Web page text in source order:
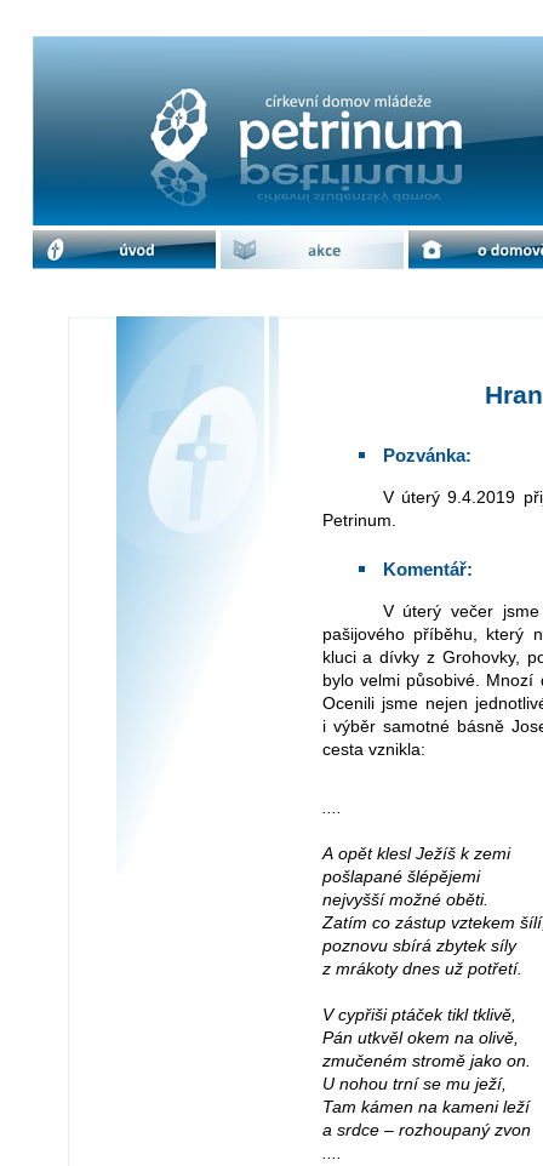
Hraná křížová cesta | cdm Petrinum
Pozvánka:
V úterý 9.4.2019 přijměte pozvání na hranou křížovou cestu na
Petrinum.
Komentář:
V úterý večer jsme měli pěknou příležitost ponořit se opět do
pašijového příběhu, který
kluci a dívky z Grohovky,
bylo velmi působivé.
Ocenili jsme nejen
i výběr samotné básně
cesta vznikla:
A opět klesl Ježíš k zemi
pošlapané šlépějemi
nejvyšší možné oběti.
Zatím co zástup vztekem
poznovu sbírá zbytek síly
z mrákoty dnes už potřetí.
V cypřiši ptáček tikl tklivě,
Pán utkvěl okem na olivě,
zmučeném stromě jako on.
U nohou trní se mu ježí,
Tam kámen na kameni leží
a srdce – rozhoupaný zvon
úvod akce o domově